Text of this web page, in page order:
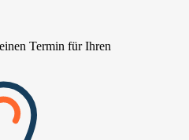
Termin für Ihren